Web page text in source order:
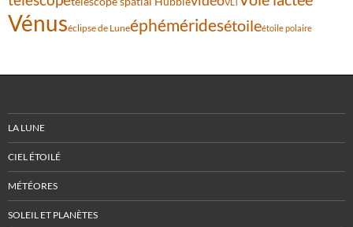
Vénuséclipse de Luneéphéméridesétoileétoile polaire
LA LUNE
CIEL ÉTOILÉ
MÉTÉORES
SOLEIL ET PLANÈTES